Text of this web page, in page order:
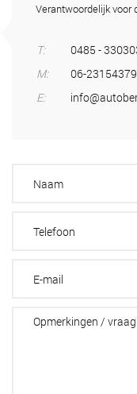
Verantwoordelijk voor
T:
0485 -
M:
06-23154379
E: